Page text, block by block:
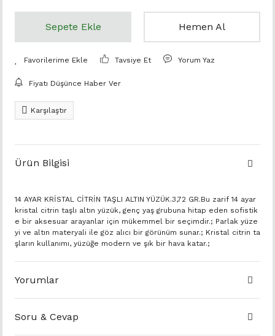
Sepete Ekle Hemen Al
Tavsiye Et Yorum Yaz
Fiyatı Düşünce Haber Ver
Karşılaştır
Ürün Bilgisi
14 AYAR KRİSTAL CİTRİN TAŞLI ALTIN YÜZÜK.3,72 GR.Bu zarif 14 ayar
kristal citrin taşlı altın yüzük, genç yaş grubuna hitap eden sofistik
e bir aksesuar arayanlar için mükemmel bir seçimdir.; Parlak yüze
yi ve altın materyali ile göz alıcı bir görünüm sunar.; Kristal citrin ta
şların kullanımı, yüzüğe modern ve şık bir hava katar.;
Yorumlar
Soru & Cevap